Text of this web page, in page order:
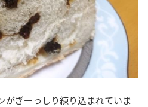
がぎーっしり練り込まれていま